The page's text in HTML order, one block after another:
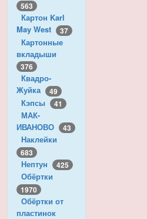
563
Картон Karl
May West
37
Картонные
вкладыши
376
Квадро-
Жуйка
49
Кэпсы 41
МАК-
ИВАНОВО
43
Наклейки
683
Нептун 425
Обёртки
1970
Обёртки от
пластинок